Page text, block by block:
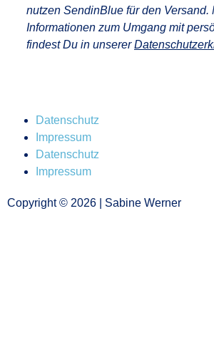
nutzen SendinBlue für den Versand.
Informationen zum Umgang mit
findest Du in unserer
Datenschutz
Impressum
Datenschutz
Impressum
Copyright © 2026 | Sabine Werner